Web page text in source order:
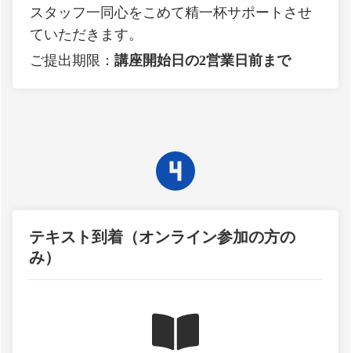
スタッフ一同心をこめて精一杯サポートさせ
ていただきます。
ご提出期限： 講座開始日の2営業日前まで
テキスト到着（オンライン参加の方の
み）